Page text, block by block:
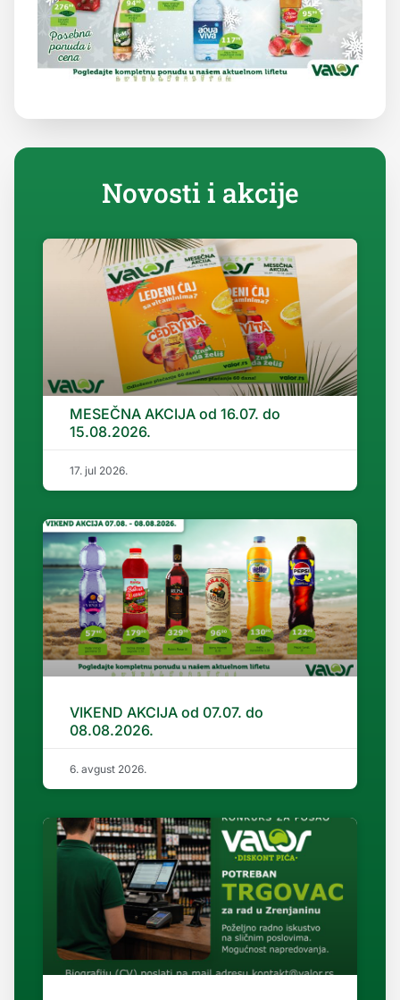
Novosti i akcije
MESEČNA AKCIJA od 16.07. do
15.08.2026.
17. jul 2026.
VIKEND AKCIJA od 07.07. do
08.08.2026.
6. avgust 2026.